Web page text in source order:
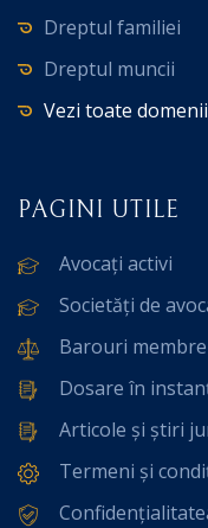
Dreptul familiei
Dreptul muncii
Vezi toate
PAGINI UTILE
Avocați activi
Societăți de
Barouri membre
Dosare în
Articole și știri
Termeni și